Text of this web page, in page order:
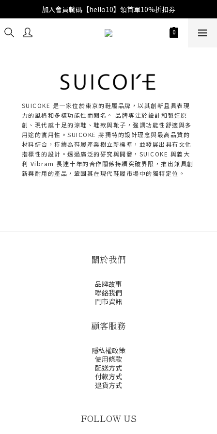
加入會員輸碼【hello10】領首單10%折扣券
SUICOKE 是一家位於東京的鞋履品牌，以其創新且具表現
力的風格和多樣功能性而聞名。 品牌專注於設計和製造原
創、現代感十足的涼鞋、鞋款與靴子，強調功能性舒適與多
用途的實用性。SUICOKE 將獨特的設計理念與最高品質的
材料結合，持續為鞋履產業樹立新標準，並發展出具有文化
指標性的設計。透過廣泛的研究與開發，SUICOKE 與義大
利 Vibram 長達十年的合作關係持續突破界限，推出兼具創
新與耐用的產品，鞏固其在現代鞋履市場中的獨特定位。
關於我們
品牌故事
聯絡我們
門市資訊
顧客服務
隱私權政策
使用條款
配送方式
付款方式
退貨方式
FOLLOW US